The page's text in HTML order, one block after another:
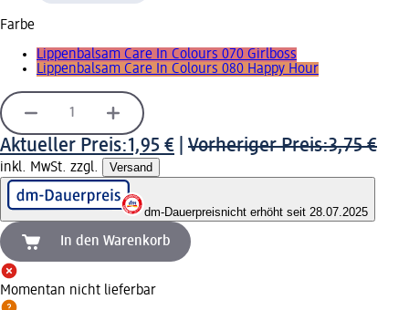
Farbe
Lippenbalsam Care In Colours 070 Girlboss
Lippenbalsam Care In Colours 080 Happy Hour
Aktueller Preis:1,95 € Vorheriger Preis:3,75 €
inkl. MwSt. zzgl. Versand
dm-Dauerpreisnicht erhöht seit 28.07.2025
In den Warenkorb
Momentan nicht lieferbar